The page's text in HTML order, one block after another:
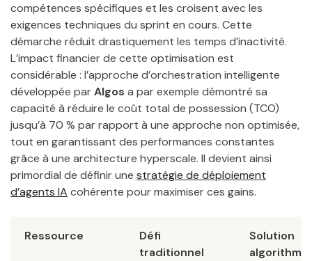
compétences spécifiques et les croisent avec les
exigences techniques du sprint en cours. Cette
démarche réduit drastiquement les temps d’inactivité.
L’impact financier de cette optimisation est
considérable : l’approche d’orchestration intelligente
développée parAlgos a par exemple démontré sa
capacité à réduire le coût total de possession (TCO)
jusqu’à 70 % par rapport à une approche non optimisée,
tout en garantissant des performances constantes
grâce à une architecture hyperscale. Il devient ainsi
primordial de définir une stratégie de déploiement
d’agents IA cohérente pour maximiser ces gains.
Ressource
Défi
traditionnel
Solution